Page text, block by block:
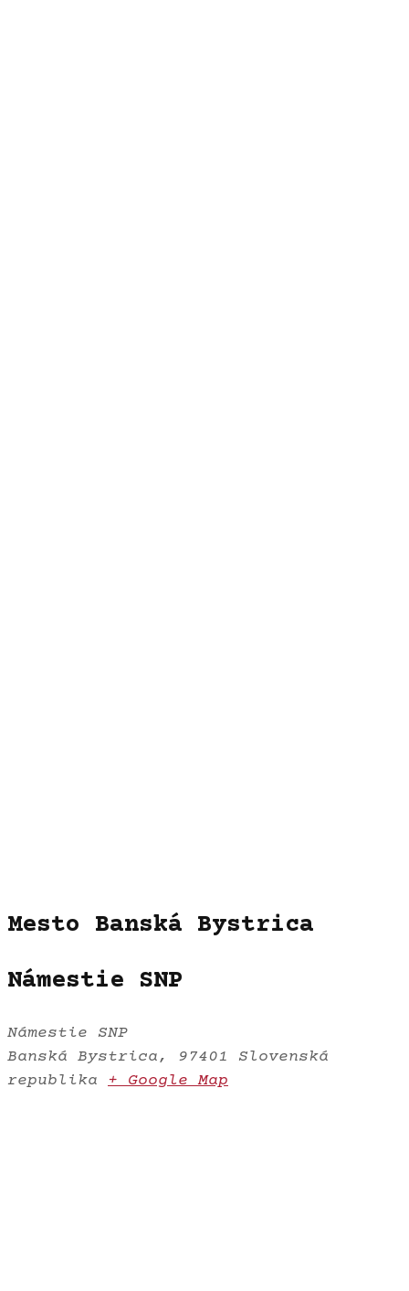
Mesto Banská Bystrica
Námestie SNP
Námestie SNP
Banská Bystrica, 97401
Slovenská
republika
+ Google Map